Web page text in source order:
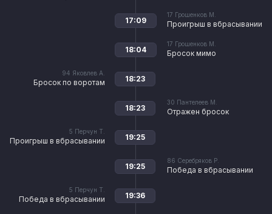
17 Грошенков М.
Проигрыш в вбрасывании
17:09
17 Грошенков М.
Бросок мимо
18:04
94 Яковлев А.
Бросок по воротам 18:23
30 Пантелеев М.
Отражен бросок
18:23
5 Перчун Т.
Проигрыш в вбрасывании 19:25
86 Серебряков Р.
Победа в вбрасывании
19:25
5 Перчун Т.
Победа в вбрасывании 19:36